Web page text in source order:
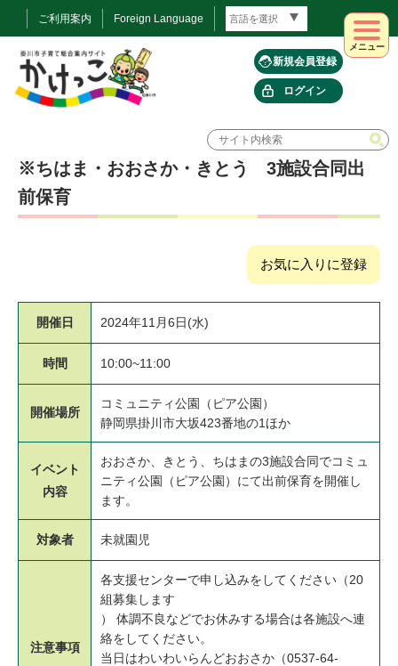
ご利用案内 Foreign Language
新規会員登録
ログイン
メニュー
※ちはま・おおさか・きとう 3施設合同出
前保育
お気に入りに登録
開催日 2024年11月6日(水)
時間 10:00~11:00
開催場所
コミュニティ公園（ピア公園）
静岡県掛川市大坂423番地の1ほか
イベント
内容
おおさか、きとう、ちはまの3施設合同でコミュ
ニティ公園（ピア公園）にて出前保育を開催し
ます。
対象者 未就園児
注意事項
各支援センターで申し込みをしてください（20
組募集します
） 体調不良などでお休みする場合は各施設へ連
絡をしてください。
当日はわいわいらんどおおさか（0537-64-